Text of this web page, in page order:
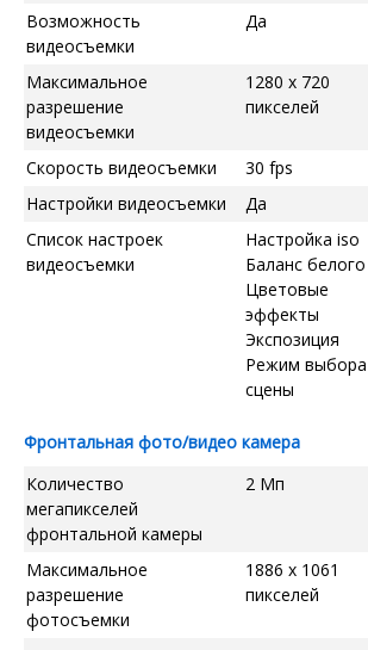
Возможность
видеосъемки
Да
Максимальное
разрешение
видеосъемки
1280 x 720
пикселей
Скорость видеосъемки 30 fps
Настройки видеосъемки
Да
Список настроек
видеосъемки
Настройка iso
Баланс белого
Цветовые
эффекты
Экспозиция
Режим выбора
сцены
Фронтальная фото/видео камера
Количество
мегапикселей
фронтальной камеры
2 Мп
Максимальное
разрешение
фотосъемки
1886 x 1061
пикселей